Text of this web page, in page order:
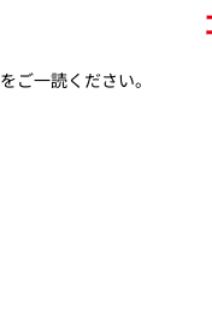
をご一読ください。